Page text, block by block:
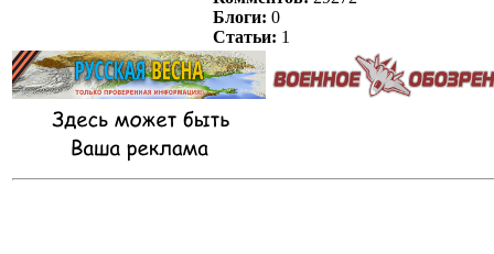
Блоги: 0
Статьи: 1